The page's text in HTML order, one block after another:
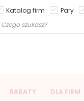
Katalog firm Pary
RABATY DLA FIRM